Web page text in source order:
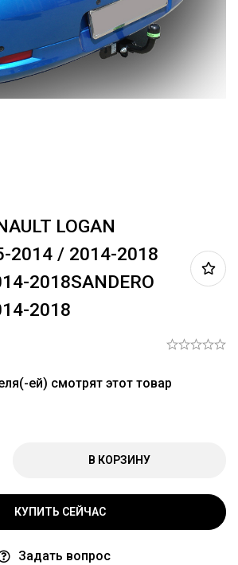
LOGAN
2014 / 2014-2018
2018SANDERO
2018
ей) смотрят этот товар
В КОРЗИНУ
КУПИТЬ СЕЙЧАС
Задать вопрос